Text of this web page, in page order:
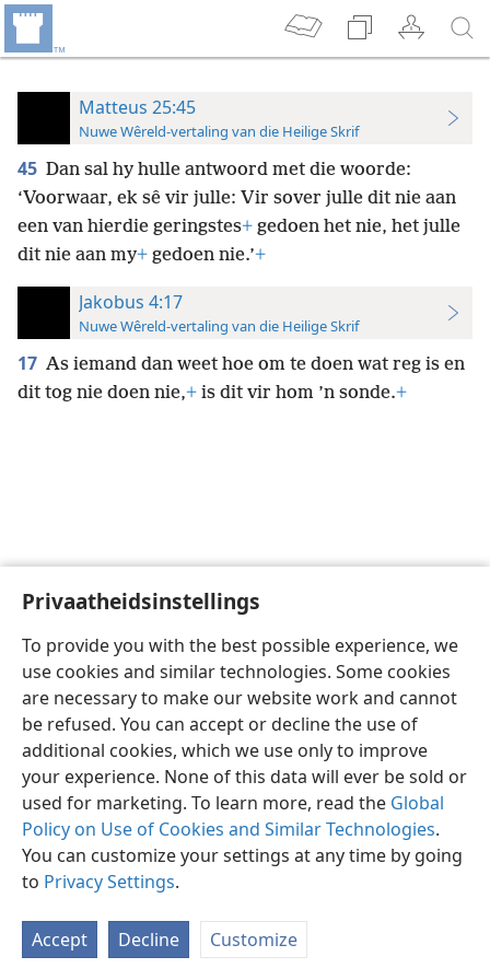
Privaatheidsinstellings
To provide you with the best possible experience, we
use cookies and similar technologies. Some cookies
are necessary to make our website work and cannot
be refused. You can accept or decline the use of
additional cookies, which we use only to improve
your experience. None of this data will ever be sold or
used for marketing. To learn more, read the Global
Policy on Use of Cookies and Similar Technologies.
You can customize your settings at any time by going
to Privacy Settings.
Accept Decline Customize
Matteus 25:45
Nuwe Wêreld-vertaling van die Heilige Skrif
45 Dan sal hy hulle antwoord met die woorde:
‘Voorwaar, ek sê vir julle: Vir sover julle dit nie aan
een van hierdie geringstes+ gedoen het nie, het julle
dit nie aan my+ gedoen nie.’+
Jakobus 4:17
Nuwe Wêreld-vertaling van die Heilige Skrif
17 As iemand dan weet hoe om te doen wat reg is en
dit tog nie doen nie,+ is dit vir hom ’n sonde.+
Afrikaans Voorkeure
Copyright© 2026 Watch Tower Bible and Tract Society of Pennsylvania
Privaatheidsbeleid
JW.ORG
Meld aan